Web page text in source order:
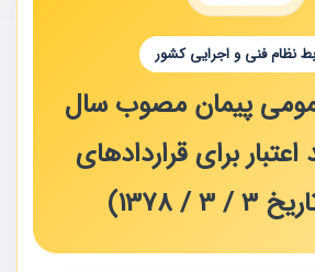
نظام فنی و اجرایی کشور
پیمان مصوب سال
اعتبار برای قراردادهای
/ 3 / 1378)